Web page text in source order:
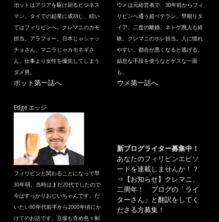
ポットはアジアを駆け回るビジネス
マン。タイでの起業に成功し、続い
てはフィリピンへ。クレマニのカモ
担当。アラフォー。日本じゃシャッ
チョさん、マニラじゃカモネギさ
ん。仕事より女性を優先してしまう
ダメ男。
ポット第一話へ
ウメは元経営者で、30年前からフィ
リピンへ通う超ベテラン。早期リタ
イア、二度の離婚、ネトゲ廃人も経
験。クレマニのホレ担当。人に惚れ
やすい。都合が悪くなると逃げる、
姑息な手段を使うなどゲスな一面
も。
ウメ第一話へ
Edge エッジ
フィリピンと関わることになって早
30年弱、当時はまだ20代でしたので
今はすっかりおじいちゃんです。だ
いたい90年代前半から2000年頃にか
けてのお話です。立場も含め色々制
新ブログライター募集中！
あなたのフィリピンエピソ
ードを連載しませんか！？
⇒ 【お知らせ】クレマニ、
二周年！ ブログの「ライ
ターさん」と翻訳をしてく
ださる方募集！